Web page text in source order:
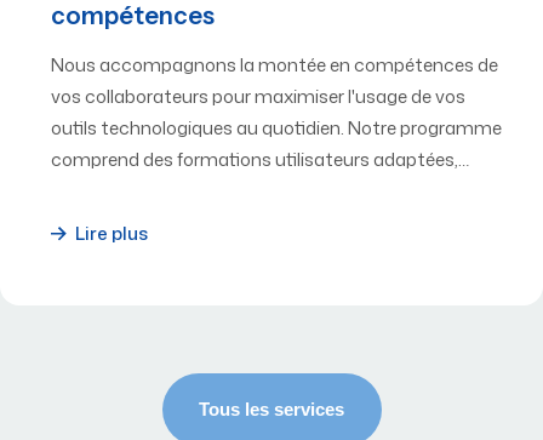
compétences
Nous accompagnons la montée en compétences de
vos collaborateurs pour maximiser l'usage de vos
outils technologiques au quotidien. Notre programme
comprend des formations utilisateurs adaptées,…
Lire plus